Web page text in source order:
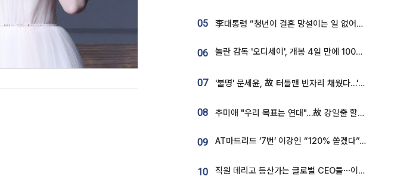
05 李대통령 “청년이 결혼 망설이는 일 없어야...제도상 불이익 조사”
06 놀란 감독 '오디세이', 개봉 4일 만에 100만 돌파⋯'왕사남' 보다 빠르다
07 '불명' 문세윤, 故 터틀맨 빈자리 채웠다…'거북이' 눈물의 최종 우승
08 추미애 "우리 목표는 연대"…故 강일출 할머니 흉상 제막
09 AT마드리드 ‘7번’ 이강인 “120% 쏟겠다”⋯시메오네 감독 “필요한 선수”
10 직원 데리고 등산가는 글로벌 CEO들⋯이유 있었네